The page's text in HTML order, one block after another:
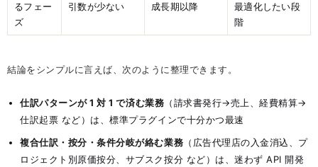
るフェー
ズ
引数が少ない
成長期以降
最適化したい段
階
結論をシンプルに言えば、次のように整理できます。
仕訳パターンが 1 対 1 で済む業務 （請求書発行→売上、経費精算→
仕訳起票 など）は、標準プラグインで十分かつ最速
複合仕訳・按分・条件分岐が絡む業務 （広告代理店の入金消込、プ
ロジェクト別原価按分、サブスク按分 など）は、迷わず API 開発